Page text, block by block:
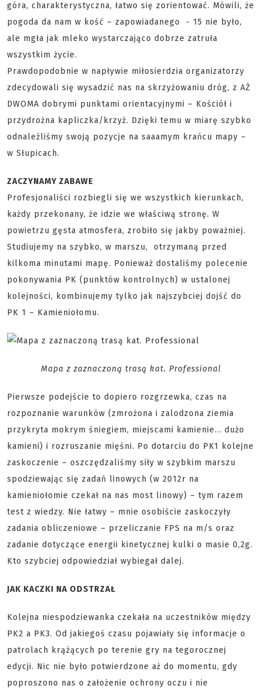
góra, charakterystyczna, łatwo się zorientować. Mówili, że
pogoda da nam w kość – zapowiadanego - 15 nie było,
ale mgła jak mleko wystarczająco dobrze zatruła
wszystkim życie.
Prawdopodobnie w napływie miłosierdzia organizatorzy
zdecydowali się wysadzić nas na skrzyżowaniu dróg, z AŻ
DWOMA dobrymi punktami orientacyjnymi – Kościół i
przydrożna kapliczka/krzyż. Dzięki temu w miarę szybko
odnaleźliśmy swoją pozycje na saaamym krańcu mapy –
w Słupicach.
ZACZYNAMY ZABAWE
Profesjonaliści rozbiegli się we wszystkich kierunkach,
każdy przekonany, że idzie we właściwą stronę. W
powietrzu gęsta atmosfera, zrobiło się jakby poważniej.
Studiujemy na szybko, w marszu, otrzymaną przed
kilkoma minutami mapę. Ponieważ dostaliśmy polecenie
pokonywania PK (punktów kontrolnych) w ustalonej
kolejności, kombinujemy tylko jak najszybciej dojść do
PK 1 – Kamieniołomu.
Mapa z zaznaczoną trasą kat. Professional
Pierwsze podejście to dopiero rozgrzewka, czas na
rozpoznanie warunków (zmrożona i zalodzona ziemia
przykryta mokrym śniegiem, miejscami kamienie… dużo
kamieni) i rozruszanie mięśni. Po dotarciu do PK1 kolejne
zaskoczenie – oszczędzaliśmy siły w szybkim marszu
spodziewając się zadań linowych (w 2012r na
kamieniołomie czekał na nas most linowy) – tym razem
test z wiedzy. Nie łatwy – mnie osobiście zaskoczyły
zadania obliczeniowe – przeliczanie FPS na m/s oraz
zadanie dotyczące energii kinetycznej kulki o masie 0,2g.
Kto szybciej odpowiedział wybiegał dalej.
JAK KACZKI NA ODSTRZAŁ
Kolejna niespodziewanka czekała na uczestników między
PK2 a PK3. Od jakiegoś czasu pojawiały się informacje o
patrolach krążących po terenie gry na tegorocznej
edycji. Nic nie było potwierdzone aż do momentu, gdy
poproszono nas o założenie ochrony oczu i nie